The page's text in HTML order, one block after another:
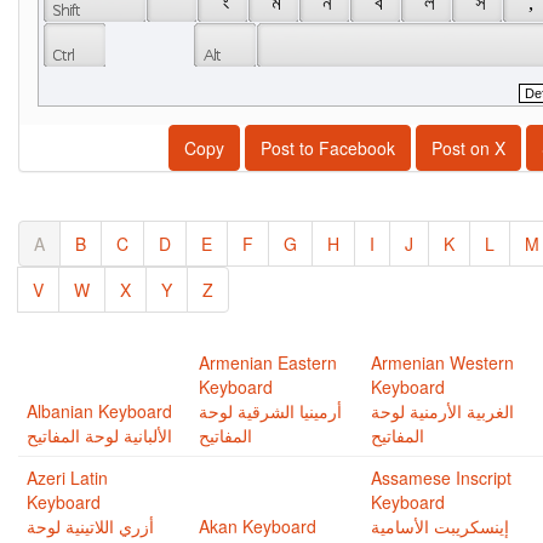
Copy Post to Facebook Post on X
A B C D E F G H I J K L
M
V
W X Y Z
Albanian Keyboard
الألبانية لوحة المفاتيح
Armenian Eastern
Keyboard
أرمينيا الشرقية لوحة
المفاتيح
Armenian Western
Keyboard
الغربية اﻷرمنية لوحة
المفاتيح
Azeri Latin
Keyboard
أزري اللاتينية لوحة
Akan Keyboard
Assamese Inscript
Keyboard
إينسكريبت اﻷسامية